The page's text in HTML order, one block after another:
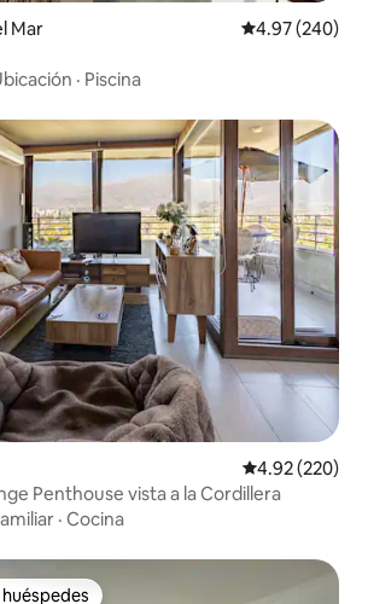
Mar Calificación
4.97 (240)
· Piscina
Calificación
4.92 (220)
Penthouse vista a la Cordillera
· Cocina